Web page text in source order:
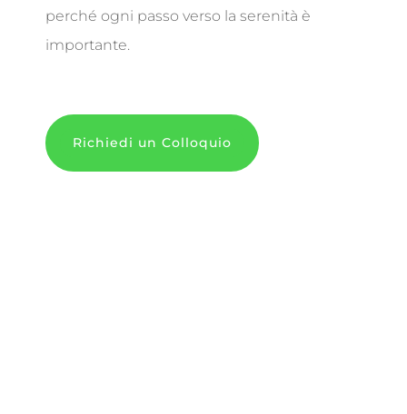
perché ogni passo verso la serenità è
importante.
Richiedi un Colloquio